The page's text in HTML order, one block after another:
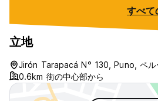
すべて
立地
Jirón Tarapacá N° 130, Puno, ペル
0.6km 街の中心部から